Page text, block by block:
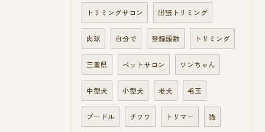
トリミングサロン 出張トリミング
肉球 自分で 登録頭数 トリミング
三重県 ペットサロン ワンちゃん
中型犬 小型犬 老犬 毛玉
プードル チワワ トリマー 猫